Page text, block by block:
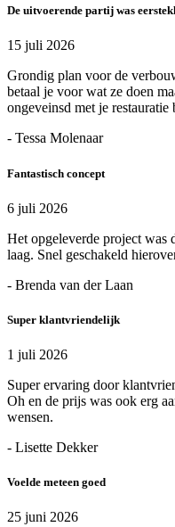
De uitvoerende partij was
15 juli 2026
Grondig plan voor de
betaal je voor wat ze doen
ongeveinsd met je restauratie
- Tessa Molenaar
Fantastisch concept
6 juli 2026
Het opgeleverde project was
laag. Snel geschakeld
- Brenda van der Laan
Super klantvriendelijk
1 juli 2026
Super ervaring door
Oh en de prijs was ook erg
wensen.
- Lisette Dekker
Voelde meteen goed
25 juni 2026